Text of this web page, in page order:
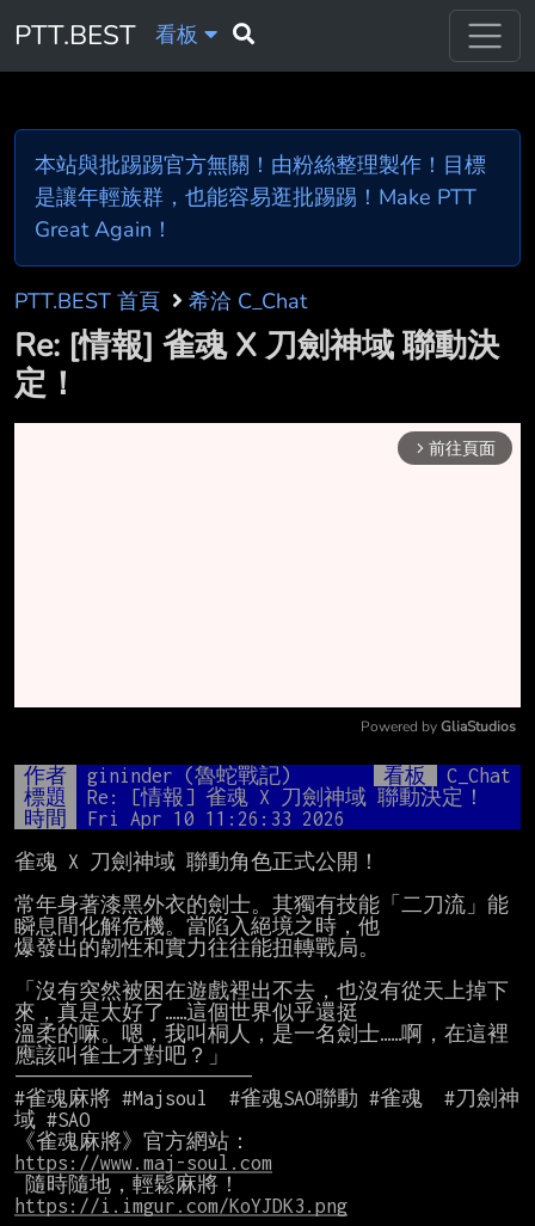
PTT.BEST 看板
本站與批踢踢官方無關！由粉絲整理製作！目標
是讓年輕族群，也能容易逛批踢踢！Make PTT
Great Again！
PTT.BEST 首頁 希洽 C_Chat
Re: [情報] 雀魂 X 刀劍神域 聯動決
定！
arrow_forward_ios 前往頁面
Mute
Powered by GliaStudios
作者 gininder (魯蛇戰記) 看板
C_Chat
標題
Re: [情報] 雀魂 X 刀劍神域 聯動決定！
時間
Fri Apr 10 11:26:33 2026
雀魂 X 刀劍神域 聯動角色正式公開！
常年身著漆黑外衣的劍士。其獨有技能「二刀流」能
瞬息間化解危機。當陷入絕境之時，他
爆發出的韌性和實力往往能扭轉戰局。
「沒有突然被困在遊戲裡出不去，也沒有從天上掉下
來，真是太好了……這個世界似乎還挺
溫柔的嘛。嗯，我叫桐人，是一名劍士……啊，在這裡
應該叫雀士才對吧？」
——————————————————————
#雀魂麻將 #Majsoul  #雀魂SAO聯動 #雀魂  #刀劍神
域 #SAO
https://www.maj-soul.com
https://i.imgur.com/KoYJDK3.png